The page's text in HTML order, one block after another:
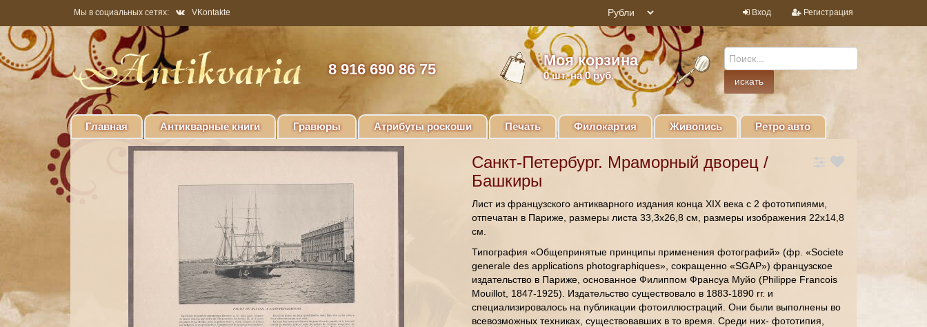
Мы в социальных сетях: VKontakte Вход Регистрация
8 916 690 86 75
Моя корзина
0шт. на 0 руб.
Главная Антикварные книги Гравюры Атрибуты роскоши Печать Филокартия Живопись Ретро авто
Санкт-Петербург. Мраморный дворец /
Башкиры
Лист из французского антикварного издания конца XIX века с 2 фототипиями,
отпечатан в Париже, размеры листа 33,3х26,8 см, размеры изображения 22х14,8
см.
Типография «Общепринятые принципы применения фотографий» (фр. «Societe
generale des applications photographiques», сокращенно «SGAP») французское
издательство в Париже, основанное Филиппом Франсуа Муйо (Philippe Francois
Mouillot, 1847-1925). Издательство существовало в 1883-1890 гг. и
специализировалось на публикации фотоиллюстраций. Они были выполнены во
всевозможных техниках, существовавших в то время. Среди них- фототипия,